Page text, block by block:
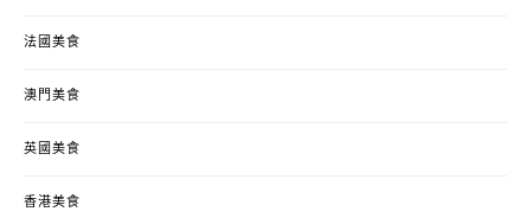
法國美食
澳門美食
英國美食
香港美食